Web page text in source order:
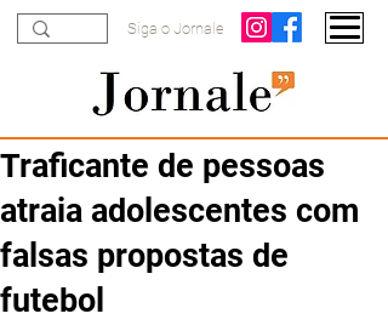
Siga o Jornale
Traficante de pessoas
atraia adolescentes com
falsas propostas de
futebol